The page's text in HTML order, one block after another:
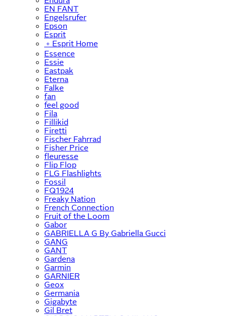
EN FANT
Engelsrufer
Epson
Esprit
﹢ Esprit Home
Essence
Essie
Eastpak
Eterna
Falke
fan
feel good
Fila
Fillikid
Firetti
Fischer Fahrrad
Fisher Price
fleuresse
Flip Flop
FLG Flashlights
Fossil
FQ1924
Freaky Nation
French Connection
Fruit of the Loom
Gabor
GABRIELLA G By Gabriella Gucci
GANG
GANT
Gardena
Garmin
GARNIER
Geox
Germania
Gigabyte
Gil Bret